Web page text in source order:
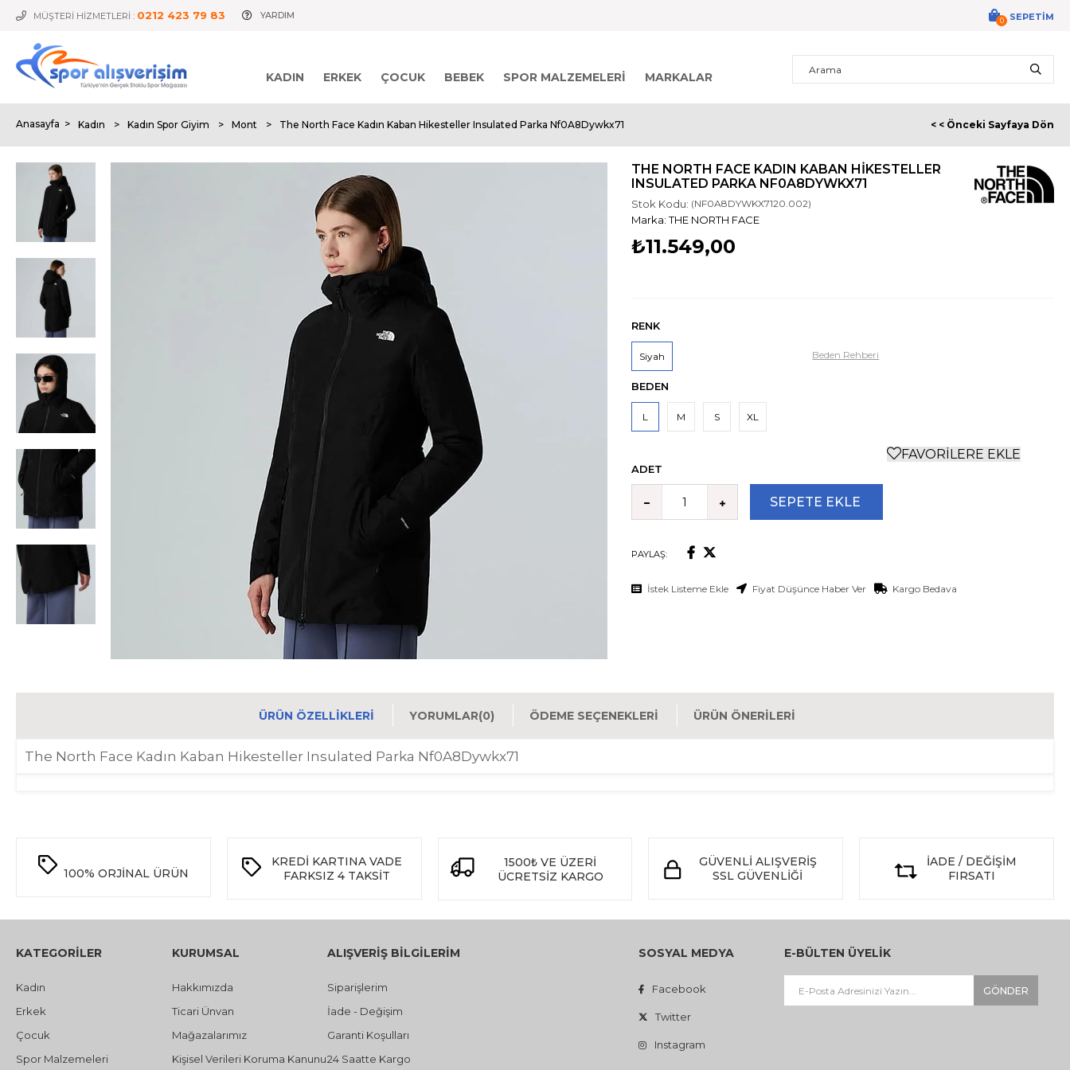
MÜŞTERİ HİZMETLERİ : 0212 423 79 83 YARDIM
KADIN ERKEK ÇOCUK BEBEK SPOR MALZEMELERI MARKALAR
SEPETIM
0
Anasayfa > Kadın > Kadın Spor Giyim > Mont > The North Face Kadın Kaban Hikesteller Insulated Parka Nf0A8Dywkx71 < < Önceki Sayfaya Dön
THE NORTH FACE KADIN KABAN HIKESTELLER
INSULATED PARKA NF0A8DYWKX71
Stok Kodu: (NF0A8DYWKX7120.002)
THE NORTH FACE
₺11.549,00
RENK
Siyah
BEDEN
L M S XL
Beden Rehberi
ADET
FAVORILERE EKLE
PAYLAŞ:
İstek Listeme Ekle Fiyat Düşünce Haber Ver Kargo Bedava
ÜRÜN ÖZELLIKLERI YORUMLAR(0) ÖDEME SEÇENEKLERI ÜRÜN ÖNERILERI
The North Face Kadın Kaban Hikesteller Insulated Parka Nf0A8Dywkx71
100% ORJİNAL ÜRÜN
KREDİ KARTINA VADE
FARKSIZ 4 TAKSİT
1500₺VE ÜZERİ
ÜCRETSİZ KARGO
GÜVENLİ ALIŞVERİŞ
SSL GÜVENLİĞİ
İADE / DEĞİŞİM
FIRSATI
KATEGORİLER
Kadın
Erkek
Çocuk
Spor Malzemeleri
KURUMSAL
Hakkımızda
Ticari Ünvan
Mağazalarımız
Kişisel Verileri Koruma Kanunu
ALIŞVERİŞ BİLGİLERİM
Siparişlerim
İade - Değişim
Garanti Koşulları
24 Saatte Kargo
SOSYAL MEDYA
Facebook
Twitter
Instagram
E-BÜLTEN ÜYELİK
GÖNDER